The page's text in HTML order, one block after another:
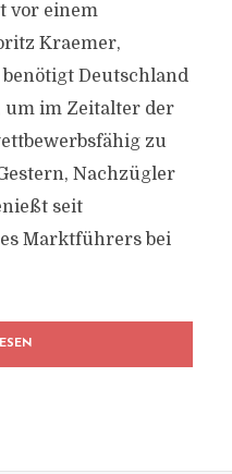
vor einem
Kraemer,
Deutschland
um im Zeitalter der
zu
Nachzügler
seit
Marktführers bei